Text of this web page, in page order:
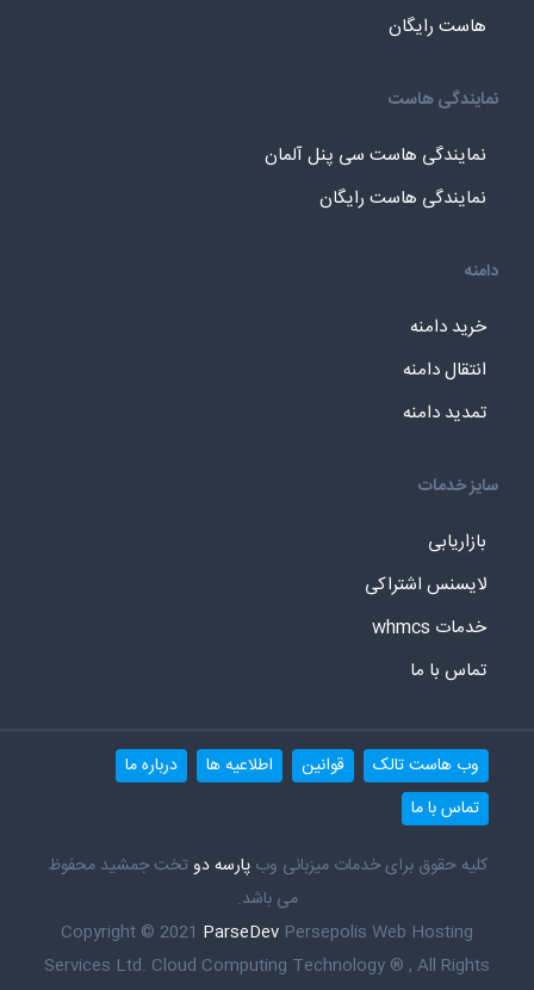
هاست رایگان
نمایندگی هاست
نمایندگی هاست سی پنل آلمان
نمایندگی هاست رایگان
دامنه
خرید دامنه
انتقال دامنه
تمدید دامنه
سایز خدمات
بازاریابی
لایسنس اشتراکی
خدمات whmcs
تماس با ما
وب هاست تالک قوانین اطلاعیه ها
درباره ما
تماس با ما
کلیه حقوق برای خدمات میزبانی وبپارسه دو تخت جمشید محفوظ
می باشد.
Copyright © 2021 ParseDev Persepolis Web Hosting
Services Ltd. Cloud Computing Technology ® , All Rights